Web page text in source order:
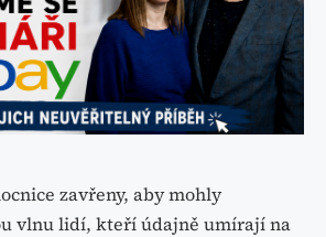
zavřeny, aby mohly
vlnu lidí, kteří údajně umírají na